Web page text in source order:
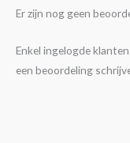
Er zijn nog geen
Enkel ingelogde
een beoordeling